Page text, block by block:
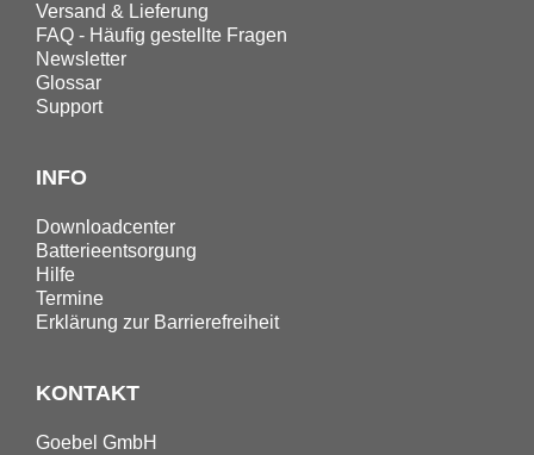
Versand & Lieferung
FAQ - Häufig gestellte Fragen
Newsletter
Glossar
Support
INFO
Downloadcenter
Batterieentsorgung
Hilfe
Termine
Erklärung zur Barrierefreiheit
KONTAKT
Goebel GmbH